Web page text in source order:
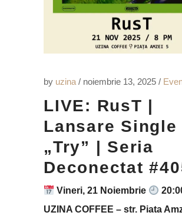
by uzina noiembrie 13, 2025
LIVE: RusT |
Lansare Single
„Try” | Seria
Deconectat
Vineri, 21 Noiembrie
UZINA COFFEE – str. Piata